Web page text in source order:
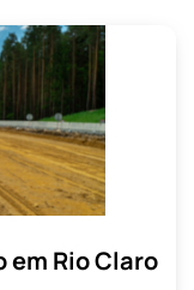
Rio Claro